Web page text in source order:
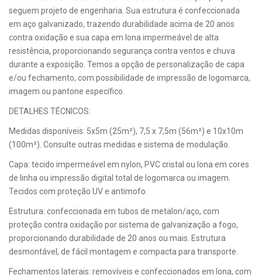
seguem projeto de engenharia. Sua estrutura é confeccionada
em aço galvanizado, trazendo durabilidade acima de 20 anos
contra oxidação e sua capa em lona impermeável de alta
resistência, proporcionando segurança contra ventos e chuva
durante a exposição. Temos a opção de personalização de capa
e/ou fechamento, com possibilidade de impressão de logomarca,
imagem ou pantone específico.
DETALHES TÉCNICOS:
Medidas disponíveis: 5x5m (25m²), 7,5 x 7,5m (56m²) e 10x10m
(100m²). Consulte outras medidas e sistema de modulação.
Capa: tecido impermeável em nylon, PVC cristal ou lona em cores
de linha ou impressão digital total de logomarca ou imagem.
Tecidos com proteção UV e antimofo.
Estrutura: confeccionada em tubos de metalon/aço, com
proteção contra oxidação por sistema de galvanização a fogo,
proporcionando durabilidade de 20 anos ou mais. Estrutura
desmontável, de fácil montagem e compacta para transporte.
Fechamentos laterais: removíveis e confeccionados em lona, com